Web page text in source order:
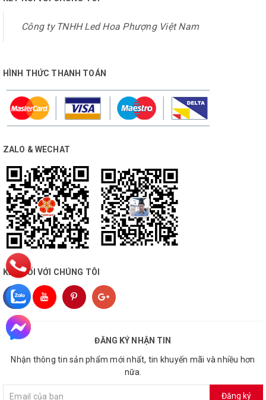
Công ty TNHH Led Hoa Phượng Việt Nam
HÌNH THỨC THANH TOÁN
ZALO & WECHAT
KẾT NỐI VỚI CHÚNG TÔI
ĐĂNG KÝ NHẬN TIN
Nhận thông tin sản phẩm mới nhất, tin khuyến mãi và nhiều hơn
nữa.
Đăng ký